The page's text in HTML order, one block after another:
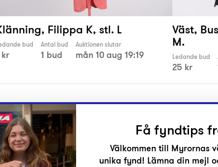
Filippa K, stl. L
bud
kr
Antal bud
1 bud
Auktionen slutar
mån 10 aug 19:19
Väst,
M.
Ledande bud
25 kr
Få fyndtips
Välkommen till Myrornas
unika fynd! Lämna din mejl